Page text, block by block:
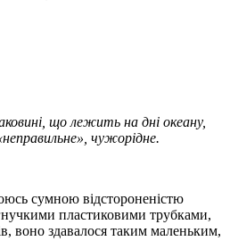
що лежить на дні океану,
чужорідне.
сумною відстороненістю
пластиковими трубками,
воно здавалося таким маленьким,